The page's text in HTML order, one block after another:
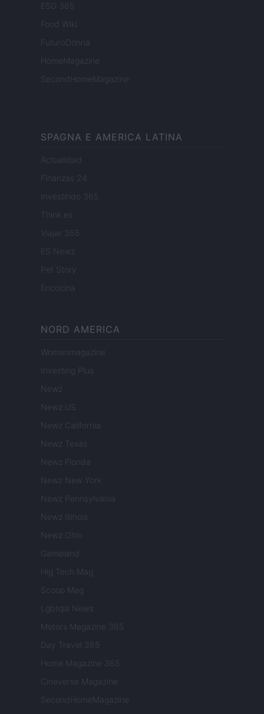
ESG 365
Food Wiki
FuturoDonna
HomeMagazine
SecondHomeMagazine
SPAGNA E AMERICA LATINA
Actualidad
Finanzas 24
Investindo 365
Think.es
Viajar 365
ES Newz
Pet Story
Encocina
NORD AMERICA
Womanmagazine
Investing Plus
Newz
Newz US
Newz California
Newz Texas
Newz Florida
Newz New York
Newz Pennsylvania
Newz Illinois
Newz Ohio
Gameland
Hig Tech Mag
Scoop Mag
Lgbtqia News
Motors Magazine 365
Day Travel 365
Home Magazine 365
Cineverse Magazine
SecondHomeMagazine